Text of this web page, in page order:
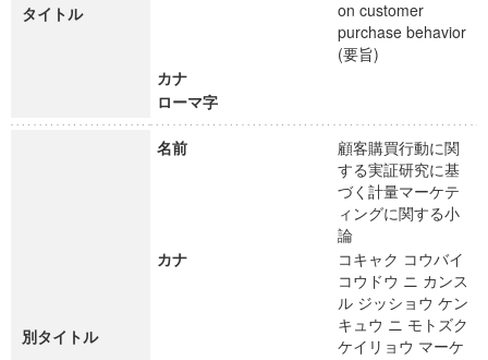
タイトル
on customer
purchase behavior
(要旨)
カナ
ローマ字
別タイトル
名前
顧客購買行動に関
する実証研究に基
づく計量マーケテ
ィングに関する小
論
カナ
コキャク コウバイ
コウドウ ニ カンス
ル ジッショウ ケン
キュウ ニ モトズク
ケイリョウ マーケ